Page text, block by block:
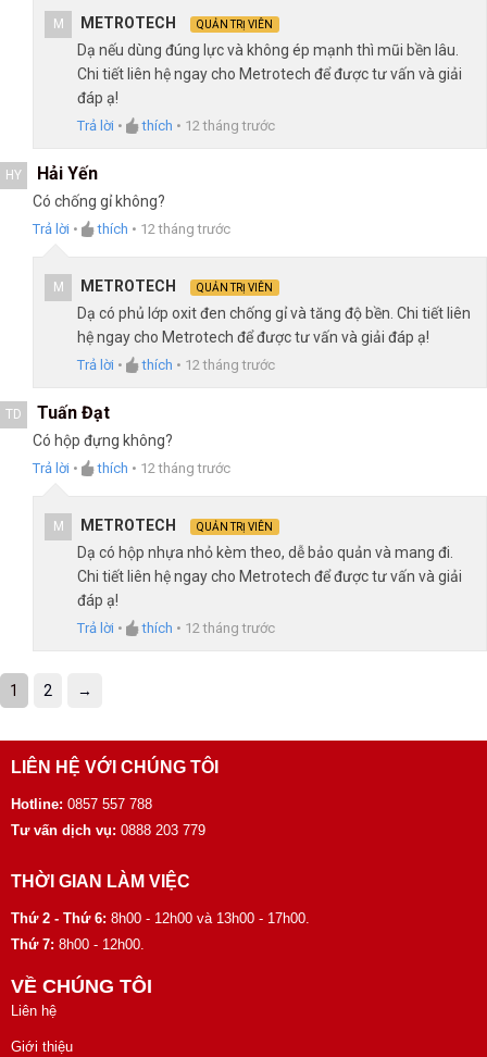
M METROTECH QUẢN TRỊ VIÊN
Dạ nếu dùng đúng lực và không ép mạnh thì mũi bền lâu.
Chi tiết liên hệ ngay cho Metrotech để được tư vấn và giải
đáp ạ!
Trả lời • thích • 12 tháng trước
HY Hải Yến
Có chống gỉ không?
Trả lời • thích • 12 tháng trước
M METROTECH QUẢN TRỊ VIÊN
Dạ có phủ lớp oxit đen chống gỉ và tăng độ bền. Chi tiết liên
hệ ngay cho Metrotech để được tư vấn và giải đáp ạ!
Trả lời • thích • 12 tháng trước
TD Tuấn Đạt
Có hộp đựng không?
Trả lời • thích • 12 tháng trước
M METROTECH QUẢN TRỊ VIÊN
Dạ có hộp nhựa nhỏ kèm theo, dễ bảo quản và mang đi.
Chi tiết liên hệ ngay cho Metrotech để được tư vấn và giải
đáp ạ!
Trả lời • thích • 12 tháng trước
1 2 →
LIÊN HỆ VỚI CHÚNG TÔI
Hotline: 0857 557 788
Tư vấn dịch vụ: 0888 203 779
THỜI GIAN LÀM VIỆC
Thứ 2 - Thứ 6: 8h00 - 12h00 và 13h00 - 17h00.
Thứ 7: 8h00 - 12h00.
VỀ CHÚNG TÔI
Liên hệ
Giới thiệu